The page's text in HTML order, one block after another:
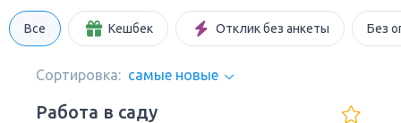
Все Кешбек Отклик без анкеты Без
Сортировка: самые новые
Работа в саду